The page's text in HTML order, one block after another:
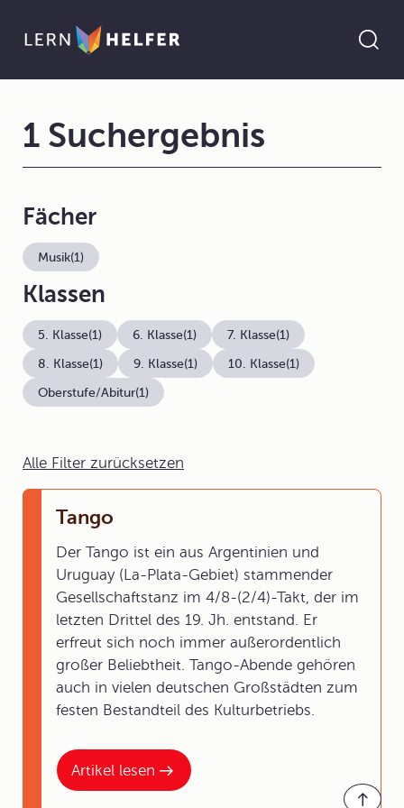
Alle Filter zurücksetzen
Artikel lesen
Tango
Der Tango ist ein aus Argentinien und
Uruguay (La-Plata-Gebiet) stammender
Gesellschaftstanz im 4/8-(2/4)-Takt, der im
letzten Drittel des 19. Jh. entstand. Er
erfreut sich noch immer außerordentlich
großer Beliebtheit. Tango-Abende gehören
auch in vielen deutschen Großstädten zum
festen Bestandteil des Kulturbetriebs.
1 Suchergebnis
Fächer
Musik(1)
Klassen
5. Klasse(1) 6. Klasse(1) 7. Klasse(1)
8. Klasse(1) 9. Klasse(1) 10. Klasse(1)
Oberstufe/Abitur(1)